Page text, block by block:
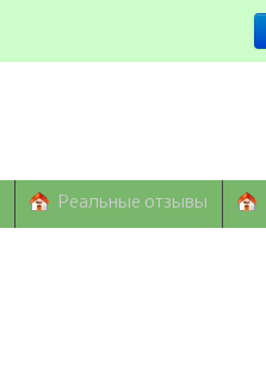
Реальные отзывы